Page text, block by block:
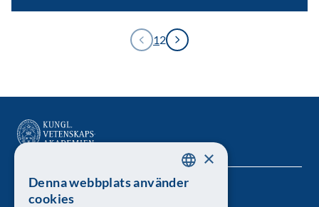
12
Kungl. Vetenskapsakademien SWEDISH
×
Denna webbplats använder
cookies